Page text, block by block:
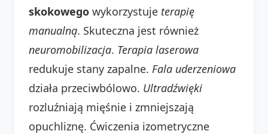
skokowego wykorzystuje terapię
manualną. Skuteczna jest również
neuromobilizacja. Terapia laserowa
redukuje stany zapalne. Fala uderzeniowa
działa przeciwbólowo. Ultradźwięki
rozluźniają mięśnie i zmniejszają
opuchliznę. Ćwiczenia izometryczne